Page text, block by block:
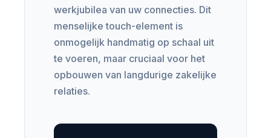
werkjubilea van uw connecties. Dit
menselijke touch-element is
onmogelijk handmatig op schaal uit
te voeren, maar cruciaal voor het
opbouwen van langdurige zakelijke
relaties.